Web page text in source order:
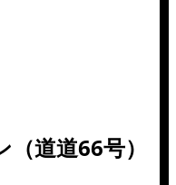
道道66号）